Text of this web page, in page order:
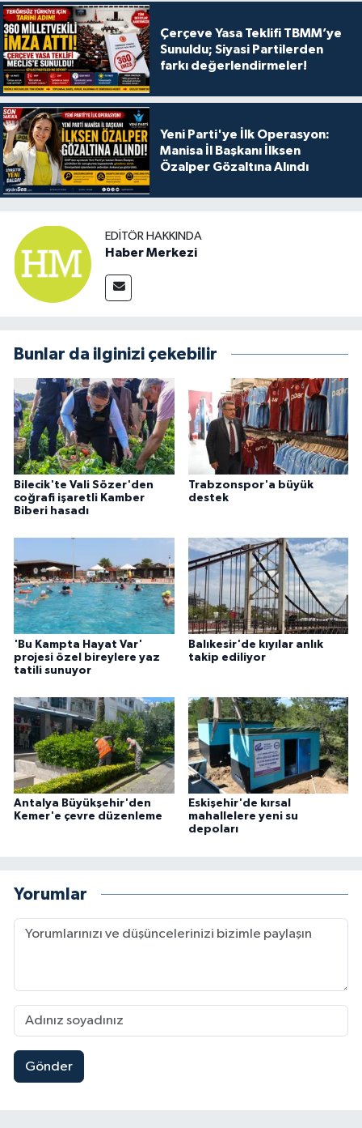
Çerçeve Yasa Teklifi TBMM’ye
Sunuldu; Siyasi Partilerden
farkı değerlendirmeler!
Yeni Parti'ye İlk Operasyon:
Manisa İl Başkanı İlksen
Özalper Gözaltına Alındı
EDITÖR HAKKINDA
Haber Merkezi
Bunlar da ilginizi çekebilir
Bilecik'te Vali Sözer'den
coğrafi işaretli Kamber
Biberi hasadı
Trabzonspor'a büyük
destek
'Bu Kampta Hayat Var'
projesi özel bireylere yaz
tatili sunuyor
Balıkesir'de kıyılar anlık
takip ediliyor
Antalya Büyükşehir'den
Kemer'e çevre düzenleme
Eskişehir'de kırsal
mahallelere yeni su
depoları
Yorumlar
Gönder